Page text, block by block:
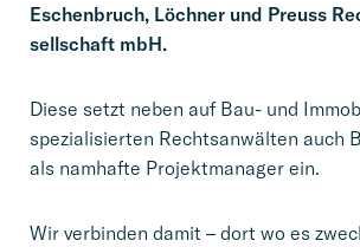
Eschen­bruch, Löchner und Preuss
sell­schaft mbH.
Diese setzt neben auf Bau- und
spezia­li­sier­ten Rechts­an­wäl­ten auch
als namhafte Projekt­ma­na­ger ein.
Wir verbin­den damit – dort wo es